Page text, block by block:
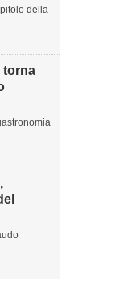
della
torna